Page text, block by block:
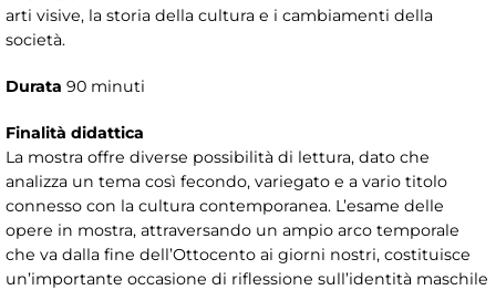
arti visive, la storia della cultura e i cambiamenti della
società.
Durata 90 minuti
Finalità didattica
La mostra offre diverse possibilità di lettura, dato che
analizza un tema così fecondo, variegato e a vario titolo
connesso con la cultura contemporanea. L’esame delle
opere in mostra, attraversando un ampio arco temporale
che va dalla fine dell’Ottocento ai giorni nostri, costituisce
un’importante occasione di riflessione sull’identità maschile